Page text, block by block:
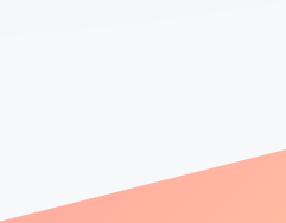
elexbetgiris.org